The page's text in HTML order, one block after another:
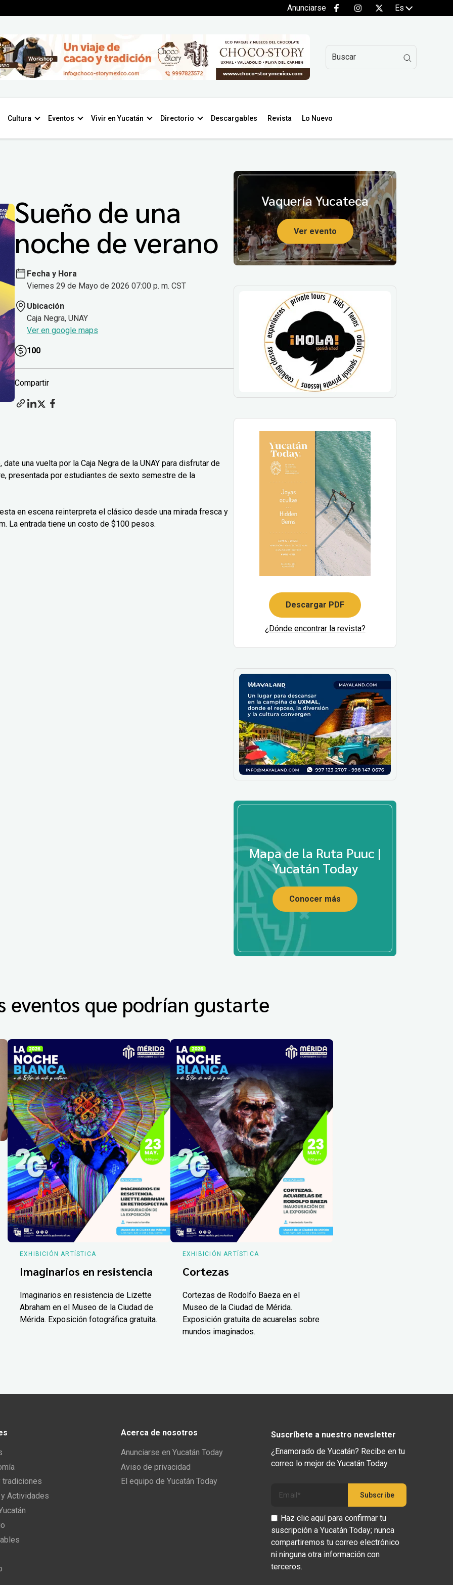
Anunciarse Es
Cultura Eventos Vivir en Yucatán Directorio Descargables Revista Lo Nuevo
Sueño de una
noche de verano
Fecha y Hora
Viernes 29 de Mayo de 2026 07:00 p. m. CST
Ubicación
Caja Negra, UNAY
Ver en google maps
100
Compartir
una vuelta por la Caja Negra de la UNAY para disfrutar de
presentada por estudiantes de sexto semestre de la
en escena reinterpreta el clásico desde una mirada fresca y
La entrada tiene un costo de $100 pesos.
Vaquería Yucateca
Ver evento
Descargar PDF
¿Dónde encontrar la revista?
Mapa de la Ruta Puuc |
Yucatán Today
Conocer más
eventos que podrían gustarte
EXHIBICIÓN ARTÍSTICA
Imaginarios en resistencia
Imaginarios en resistencia de Lizette
Abraham en el Museo de la Ciudad de
Mérida. Exposición fotográfica gratuita.
EXHIBICIÓN ARTÍSTICA
Cortezas
Cortezas de Rodolfo Baeza en el
Museo de la Ciudad de Mérida.
Exposición gratuita de acuarelas sobre
mundos imaginados.
tradiciones
Actividades
Acerca de nosotros
Anunciarse en Yucatán Today
Aviso de privacidad
El equipo de Yucatán Today
Suscríbete a nuestro newsletter
¿Enamorado de Yucatán? Recibe en tu
correo lo mejor de Yucatán Today.
Haz clic aquí para confirmar tu
suscripción a Yucatán Today; nunca
compartiremos tu correo electrónico
ni ninguna otra información con
terceros.